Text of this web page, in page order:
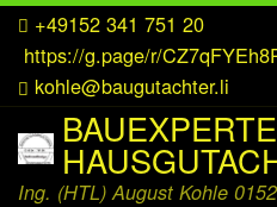
Zum Inhalt springen
+49152 341 751 20
https://g.page/r/
kohle@baugutachter.li
BAUEXPERTE
Ing. (HTL) August Kohle